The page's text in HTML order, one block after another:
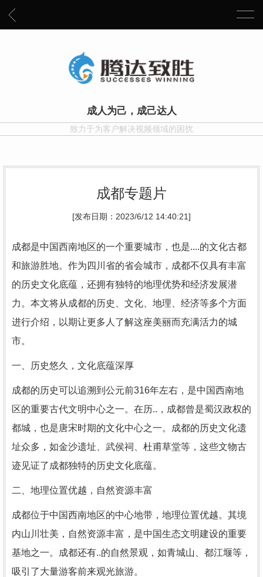
成人为己，成己达人
致力于为客户解决视频领域的困扰
成都专题片
[发布日期：2023/6/12 14:40:21]
成都是中国西南地区的一个重要城市，也是....的文化古都
和旅游胜地。作为四川省的省会城市，成都不仅具有丰富
的历史文化底蕴，还拥有独特的地理优势和经济发展潜
力。本文将从成都的历史、文化、地理、经济等多个方面
进行介绍，以期让更多人了解这座美丽而充满活力的城
市。
一、历史悠久，文化底蕴深厚
成都的历史可以追溯到公元前316年左右，是中国西南地
区的重要古代文明中心之一。在历..，成都曾是蜀汉政权的
都城，也是唐宋时期的文化中心之一。成都的历史文化遗
址众多，如金沙遗址、武侯祠、杜甫草堂等，这些文物古
迹见证了成都独特的历史文化底蕴。
二、地理位置优越，自然资源丰富
成都位于中国西南地区的中心地带，地理位置优越。其境
内山川壮美，自然资源丰富，是中国生态文明建设的重要
基地之一。成都还有..的自然景观，如青城山、都江堰等，
吸引了大量游客前来观光旅游。